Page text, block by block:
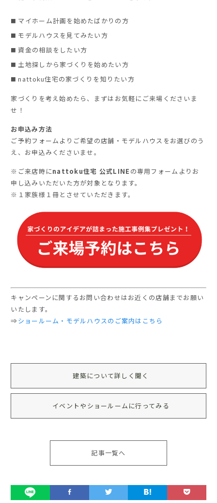
マイホーム計画を始めたばかりの方
モデルハウスを見てみたい方
資金の相談をしたい方
土地探しから家づくりを始めたい方
nattoku住宅の家づくりを知りたい方
家づくりを考え始めたら、まずはお気軽にご来場くださいま
せ！
お申込み方法
ご予約フォームよりご希望の店舗・モデルハウスをお選びのう
え、お申込みくださいませ。
※ご来店時にnattoku住宅 公式LINE の専用フォームよりお
申し込みいただいた方が対象となります。
※１家族様１冊とさせていただきます。
キャンペーンに関するお問い合わせはお近くの店舗までお願い
いたします。
⇒ショールーム・モデルハウスのご案内はこちら
建築について詳しく聞く
イベントやショールームに行ってみる
記事一覧へ